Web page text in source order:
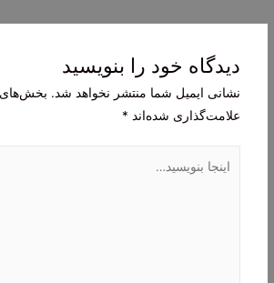
دیدگاه‌ خود را بنویسید
نشانی ایمیل شما منتشر نخواهد شد. بخش‌های
علامت‌گذاری شده‌اند *
بنویسید…